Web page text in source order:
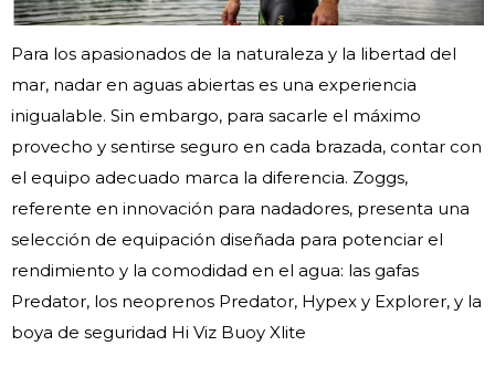
Para los apasionados de la naturaleza y la libertad del
mar, nadar en aguas abiertas es una experiencia
inigualable. Sin embargo, para sacarle el máximo
provecho y sentirse seguro en cada brazada, contar con
el equipo adecuado marca la diferencia. Zoggs,
referente en innovación para nadadores, presenta una
selección de equipación diseñada para potenciar el
rendimiento y la comodidad en el agua: las gafas
Predator, los neoprenos Predator, Hypex y Explorer, y la
boya de seguridad Hi Viz Buoy Xlite